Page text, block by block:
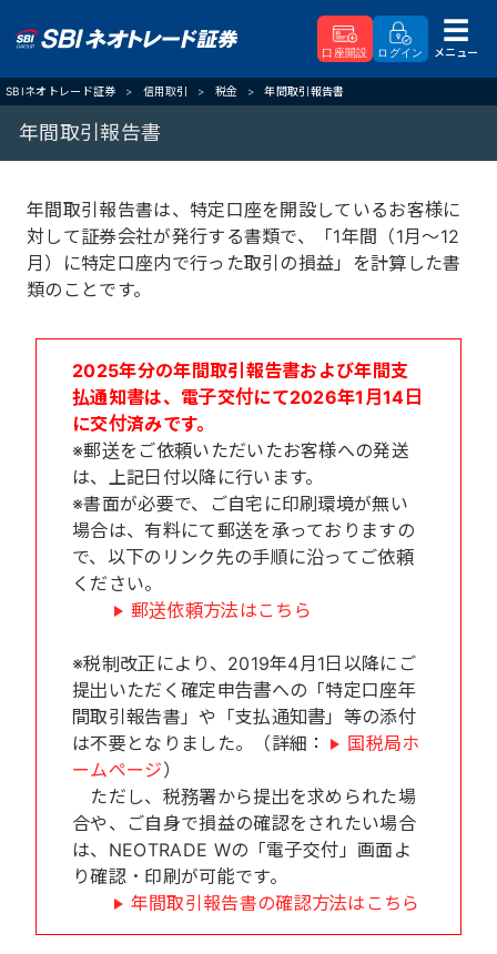
口座開設 ログイン メニュー
SBIネオトレード証券 信用取引 税金 年間取引報告書
年間取引報告書
年間取引報告書は、特定口座を開設しているお客様に
対して証券会社が発行する書類で、「1年間（1月～12
月）に特定口座内で行った取引の損益」を計算した書
類のことです。
2025年分の年間取引報告書および年間支
払通知書は、電子交付にて2026年1月14日
に交付済みです。
※郵送をご依頼いただいたお客様への発送
は、上記日付以降に行います。
※書面が必要で、ご自宅に印刷環境が無い
場合は、有料にて郵送を承っておりますの
で、以下のリンク先の手順に沿ってご依頼
ください。
郵送依頼方法はこちら
※税制改正により、2019年4月1日以降にご
提出いただく確定申告書への「特定口座年
間取引報告書」や「支払通知書」等の添付
は不要となりました。（詳細：
国税局ホ
ームページ）
ただし、税務署から提出を求められた場
合や、ご自身で損益の確認をされたい場合
は、NEOTRADE Wの「電子交付」画面よ
り確認・印刷が可能です。
年間取引報告書の確認方法はこちら